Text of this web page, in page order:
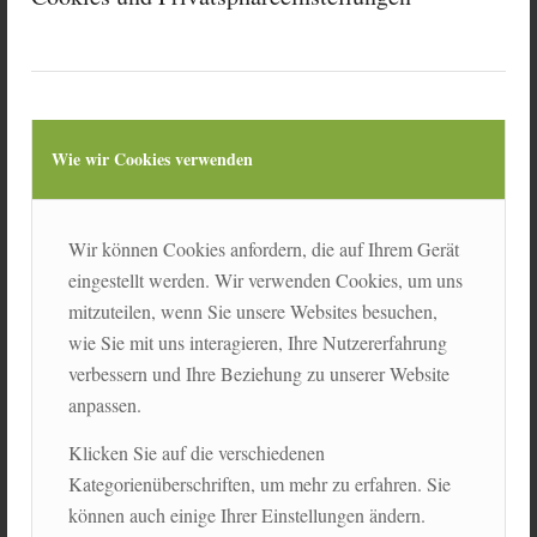
Wie wir Cookies verwenden
Wir können Cookies anfordern, die auf Ihrem Gerät
eingestellt werden. Wir verwenden Cookies, um uns
mitzuteilen, wenn Sie unsere Websites besuchen,
wie Sie mit uns interagieren, Ihre Nutzererfahrung
verbessern und Ihre Beziehung zu unserer Website
anpassen.
Klicken Sie auf die verschiedenen
Kategorienüberschriften, um mehr zu erfahren. Sie
können auch einige Ihrer Einstellungen ändern.
Netzwerk Slowmotion Deutschland
München, Tel. 089/890 668-0
Projekt Ökologie der Zeit an der Evangelischen
www.ev-akademie-tutzing.de
Suchwort: „Ökologie der Zeit“
Projekt SlowUP der Stiftung Veloland Schweiz
Postfach 8275, CH-8275 Bern, Tel. 0049/31/307 4740
www.slowup.ch
Geisststraße 81, 48151 Münster, Tel. 02 51/79 33 68
www.slowfood.de